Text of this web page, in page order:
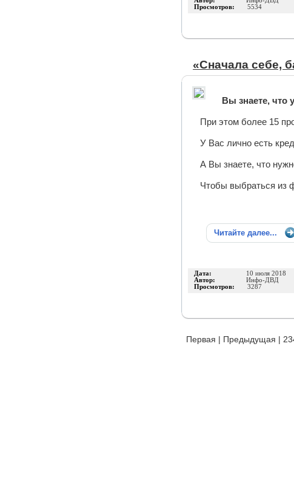
Просмотров: 5534
«Сначала себе,
Вы знаете, что
При этом более 15
У Вас лично есть
А Вы знаете, что
Чтобы выбраться из
Читайте далее...
Дата: 10 июля 2018
Автор: Инфо-ДВД
Просмотров: 3287
Первая | Предыдущая |